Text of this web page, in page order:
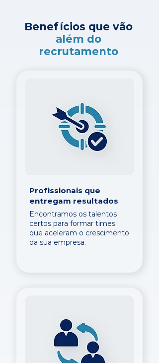
Benefícios que vão
além do
recrutamento
Profissionais que
entregam resultados
Encontramos os talentos
certos para formar times
que aceleram o crescimento
da sua empresa.